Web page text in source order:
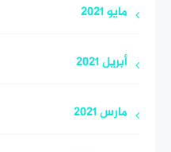
مايو 2021
أبريل 2021
مارس 2021